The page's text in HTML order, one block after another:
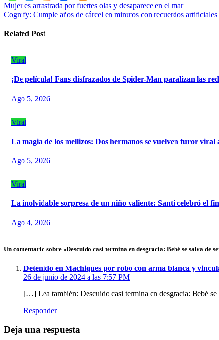
Navegación
de
entradas
Mujer es arrastrada por fuertes olas y desaparece en el mar
Cognify: Cumple años de cárcel en minutos con recuerdos artificiales
Related Post
Viral
¡De película! Fans disfrazados de Spider-Man paralizan las
Ago 5, 2026
Viral
La magia de los mellizos: Dos hermanos se vuelven furor
Ago 5, 2026
Viral
La inolvidable sorpresa de un niño valiente: Santi celebró el
Ago 4, 2026
Un comentario sobre «Descuido casi termina en desgracia: Bebé se salva de
Detenido en Machiques por robo con arma blanca y
26 de junio de 2024 a las 7:57 PM
[…] Lea también: Descuido casi termina en desgracia: Bebé
Responder
Deja una respuesta